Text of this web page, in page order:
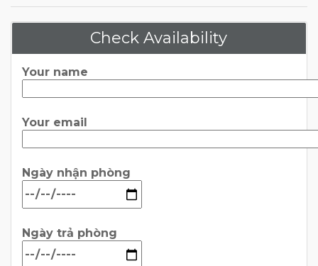
Check Availability
Your name
Your email
Ngày nhận phòng
Ngày trả phòng